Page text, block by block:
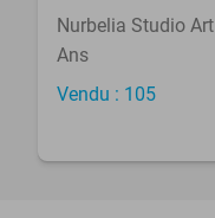
Nurbelia Studio Art
Ans
Vendu : 105